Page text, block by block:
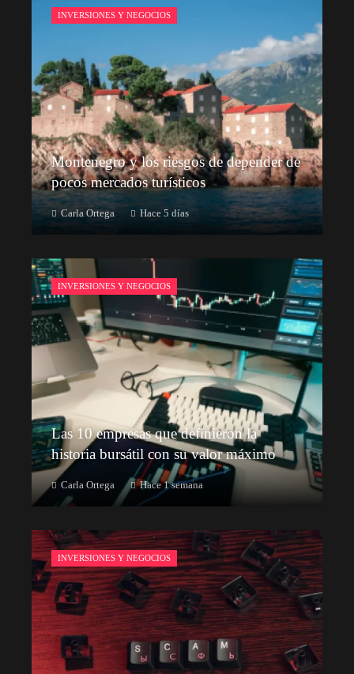
INVERSIONES Y NEGOCIOS
Montenegro y los riesgos de depender de
pocos mercados turísticos
Carla Ortega Hace 5 días
INVERSIONES Y NEGOCIOS
Las 10 empresas que definieron la
historia bursátil con su valor máximo
Carla Ortega Hace 1 semana
INVERSIONES Y NEGOCIOS